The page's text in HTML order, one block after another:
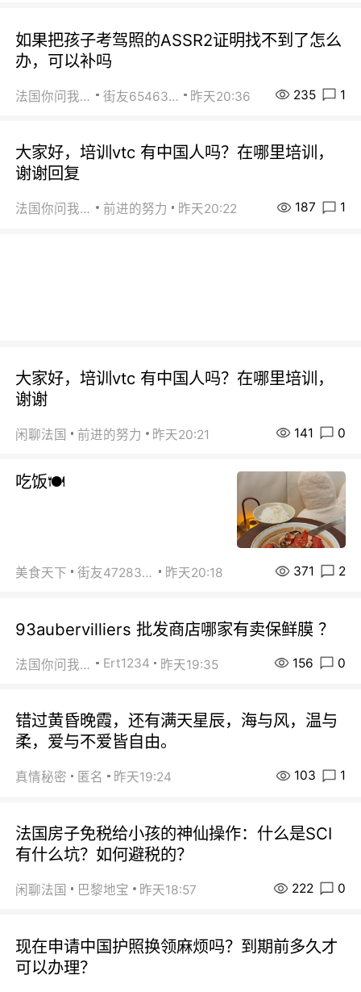
如果把孩子考驾照的ASSR2证明找不到了怎么
办，可以补吗
法国你问我答 街友65463281 昨天20:36 235 1
大家好，培训vtc 有中国人吗？在哪里培训，
谢谢回复
法国你问我答 前进的努力 昨天20:22 187 1
大家好，培训vtc 有中国人吗？在哪里培训，
谢谢
闲聊法国 前进的努力 昨天20:21 141 0
吃饭🍽️
美食天下 街友472838572 昨天20:18 371 2
93aubervilliers 批发商店哪家有卖保鲜膜 ？
法国你问我答 Ert1234 昨天19:35 156 0
错过黄昏晚霞，还有满天星辰，海与风，温与
柔，爱与不爱皆自由。
真情秘密 匿名 昨天19:24 103 1
法国房子免税给小孩的神仙操作：什么是SCI
有什么坑？如何避税的？
闲聊法国 巴黎地宝 昨天18:57 222 0
现在申请中国护照换领麻烦吗？到期前多久才
可以办理？